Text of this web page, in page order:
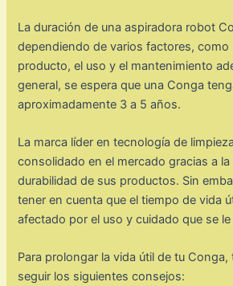
La duración de una aspiradora robot
dependiendo de varios factores, como
producto, el uso y el mantenimiento
general, se espera que una Conga
aproximadamente 3 a 5 años.
La marca líder en tecnología de
consolidado en el mercado gracias a
durabilidad de sus productos. Sin
tener en cuenta que el tiempo de vida
afectado por el uso y cuidado que se
Para prolongar la vida útil de tu
seguir los siguientes consejos: